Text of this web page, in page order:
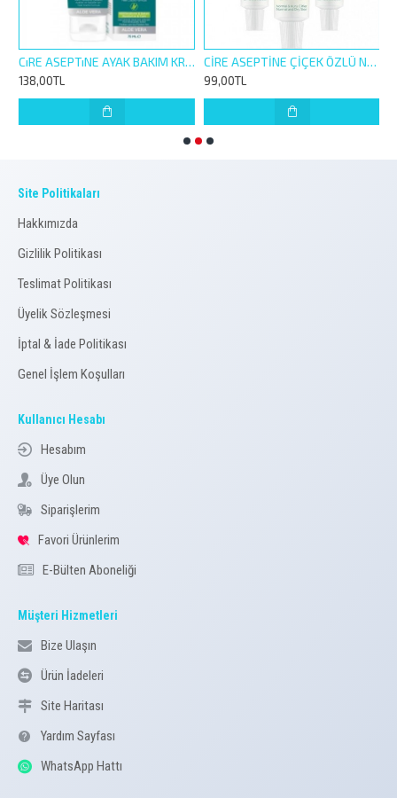
CıRE ASEPTıNE AYAK BAKIM KREMİ 75ML
138,00TL
CİRE ASEPTİNE ÇİÇEK ÖZLÜ NEMLENDİRİCİ TÜP KREM KUTULU 30ML 3 ADET
99,00TL
Site Politikaları
Hakkımızda
Gizlilik Politikası
Teslimat Politikası
Üyelik Sözleşmesi
İptal & İade Politikası
Genel İşlem Koşulları
Kullanıcı Hesabı
Hesabım
Üye Olun
Siparişlerim
Favori Ürünlerim
E-Bülten Aboneliği
Müşteri Hizmetleri
Bize Ulaşın
Ürün İadeleri
Site Haritası
Yardım Sayfası
WhatsApp Hattı